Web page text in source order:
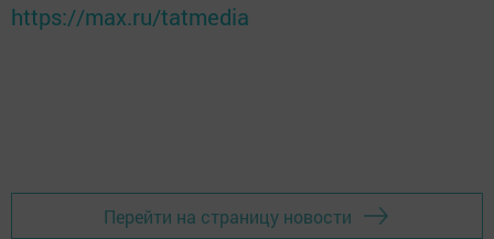
https://max.ru/tatmedia
Перейти на страницу новости